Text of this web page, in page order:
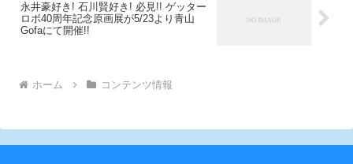
永井豪好き! 石川賢好き! 必見!! ゲッター
ロボ40周年記念原画展が5/23より青山
Gofaにて開催!!
ホーム コンテンツ情報